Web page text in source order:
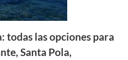
todas las opciones para
Santa Pola,